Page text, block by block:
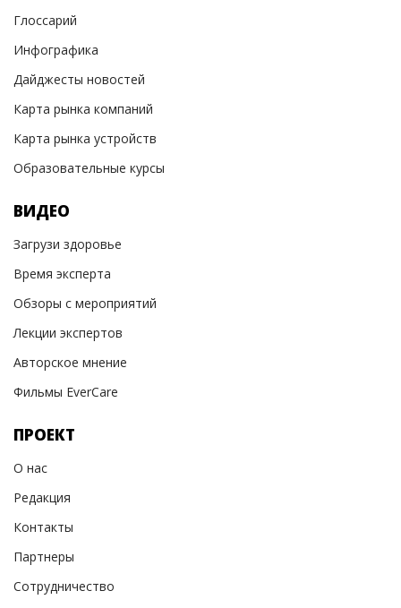
Глоссарий
Инфографика
Дайджесты новостей
Карта рынка компаний
Карта рынка устройств
Образовательные курсы
ВИДЕО
Загрузи здоровье
Время эксперта
Обзоры с мероприятий
Лекции экспертов
Авторское мнение
Фильмы EverCare
ПРОЕКТ
О нас
Редакция
Контакты
Партнеры
Сотрудничество